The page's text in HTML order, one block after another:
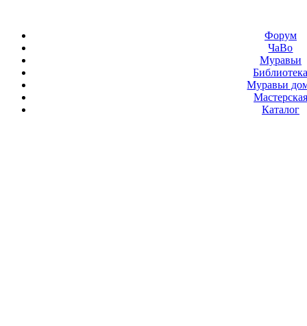
Форум
ЧаВо
Муравьи
Муравьи
Мастерская
Каталог